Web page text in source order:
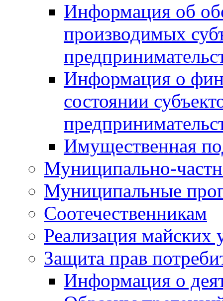
Информация об
производимых
Информация о
состоянии
Имущественная
Муниципально-
Муниципальные
Соотечественникам
Реализация майских
Защита прав
Информация о